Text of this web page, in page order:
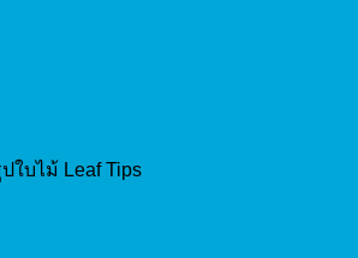
ใบไม้ Leaf Tips